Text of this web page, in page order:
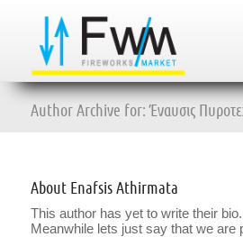
Author Archive for: Έναυσις
About Enafsis Athirmata
This author has yet to write their bio.
Meanwhile lets just say that we are